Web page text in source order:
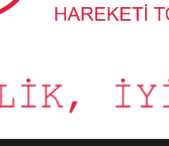
İyilik
Hareketi